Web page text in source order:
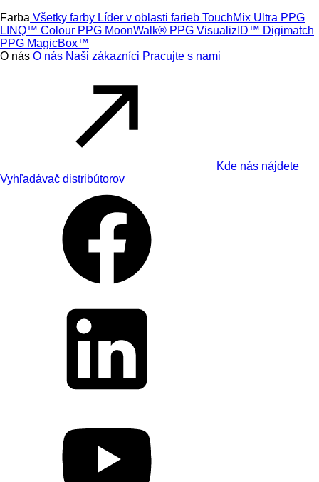
Farba Všetky farby Líder v oblasti farieb TouchMix Ultra PPG
LINQ™ Colour PPG MoonWalk® PPG VisualizID™ Digimatch
PPG MagicBox™
O nás O nás Naši zákazníci Pracujte s nami
Kde nás nájdete
Vyhľadávač distribútorov